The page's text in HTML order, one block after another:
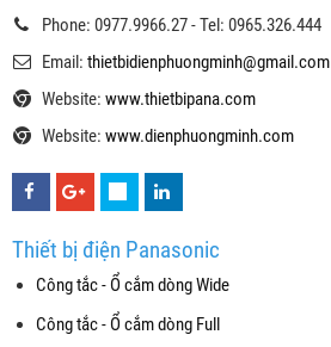
Phone: 0977.9966.27 - Tel: 0965.326.444
Email: thietbidienphuongminh@gmail.com
Website: www.thietbipana.com
Website: www.dienphuongminh.com
Thiết bị điện Panasonic
Công tắc - Ổ cắm dòng Wide
Công tắc - Ổ cắm dòng Full